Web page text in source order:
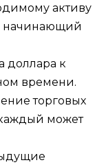
активу
начинающий
доллара к
времени.
торговых
может